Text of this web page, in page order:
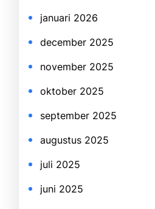
januari 2026
december 2025
november 2025
oktober 2025
september 2025
augustus 2025
juli 2025
juni 2025